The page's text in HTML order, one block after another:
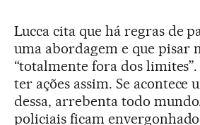
Lucca cita que há regras de
uma abordagem e que pisar
“totalmente fora dos limites”.
ter ações assim. Se acontece
dessa, arrebenta todo
policiais ficam